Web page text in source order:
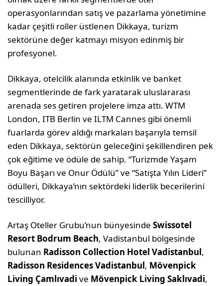
operasyonlarından satış ve pazarlama yönetimine
kadar çeşitli roller üstlenen Dikkaya, turizm
sektörüne değer katmayı misyon edinmiş bir
profesyonel.
Dikkaya, otelcilik alanında etkinlik ve banket
segmentlerinde de fark yaratarak uluslararası
arenada ses getiren projelere imza attı. WTM
London, ITB Berlin ve ILTM Cannes gibi önemli
fuarlarda görev aldığı markaları başarıyla temsil
eden Dikkaya, sektörün geleceğini şekillendiren pek
çok eğitime ve ödüle de sahip. “Turizmde Yaşam
Boyu Başarı ve Onur Ödülü” ve “Satışta Yılın Lideri”
ödülleri, Dikkaya’nın sektördeki liderlik becerilerini
tescilliyor.
Artaş Oteller Grubu’nun bünyesindeSwissotel
Resort Bodrum Beach, Vadistanbul bölgesinde
bulunan Radisson Collection Hotel Vadistanbul,
Radisson Residences Vadistanbul, Mövenpick
Living Çamlıvadi ve Mövenpick Living Saklıvadi,